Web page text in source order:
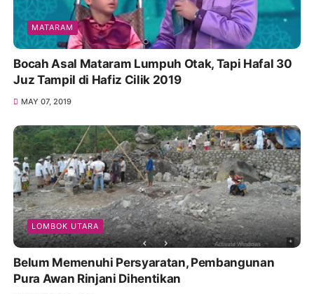
MATARAM
Bocah Asal Mataram Lumpuh Otak, Tapi Hafal 30
Juz Tampil di Hafiz Cilik 2019
MAY 07, 2019
LOMBOK UTARA
Belum Memenuhi Persyaratan, Pembangunan
Pura Awan Rinjani Dihentikan